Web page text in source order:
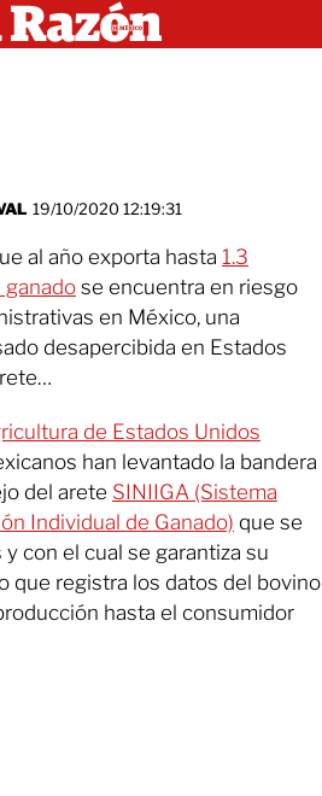
19/10/2020 12:19:31
al año exporta hasta 1.3
ganado se encuentra en riesgo
en México, una
desapercibida en Estados
de Estados Unidos
han levantado la bandera
del arete SINIIGA (Sistema
Individual de Ganado) que se
con el cual se garantiza su
que registra los datos del bovino
hasta el consumidor